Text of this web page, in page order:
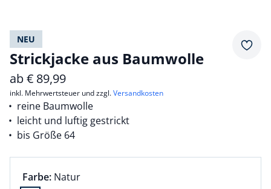
NEU
Strickjacke aus Baumwolle
ab€ 89,99
inkl. Mehrwertsteuer und zzgl.Versandkosten
reine Baumwolle
leicht und luftig gestrickt
bis Größe 64
Farbauswahl:
Farbe: aktuell ausgewählt:
Natur